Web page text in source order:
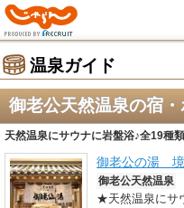
温泉ガイド
御老公天然温泉の宿
天然温泉にサウナに岩盤浴♪全19種
御老公の湯
御老公天然温泉
★天然温泉にサ